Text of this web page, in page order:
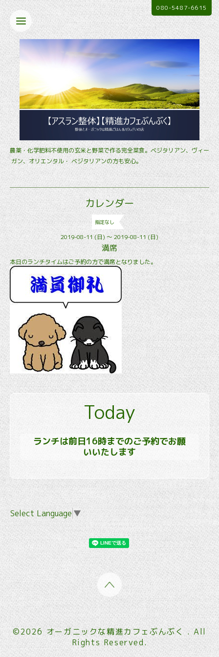
農薬・化学肥料不使用の玄米と野菜で作る完全菜食。ベジタリアン、ヴィー
ガン、オリエンタル・ ベジタリアンの方も安心。
080-5487-6615
カレンダー
指定なし
2019-08-11 (日) ～ 2019-08-11 (日)
満席
本日のランチタイムはご予約の方で満席となりました。
Today
ランチは前日16時までのご予約でお願
いいたします
Select Language ▼
©2026オーガニックな精進カフェぶんぶく . All
Rights Reserved.